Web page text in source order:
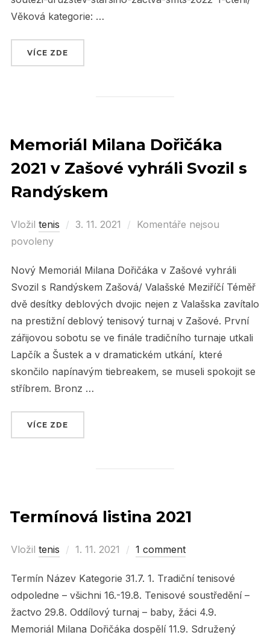
Věková kategorie: …
VÍCE ZDE
Memoriál Milana Dořičáka
2021 v Zašové vyhráli Svozil s
Randýskem
Vložil tenis
Posted
3. 11. 2021
Komentáře nejsou
povoleny
Nový Memoriál Milana Dořičáka v Zašové vyhráli
Svozil s Randýskem Zašová/ Valašské Meziříčí Téměř
dvě desítky deblových dvojic nejen z Valašska zavítalo
na prestižní deblový tenisový turnaj v Zašové. První
zářijovou sobotu se ve finále tradičního turnaje utkali
Lapčík a Šustek a v dramatickém utkání, které
skončilo napínavým tiebreakem, se museli spokojit se
stříbrem. Bronz …
VÍCE ZDE
Termínová listina 2021
Vložil tenis
Posted
1. 11. 2021 1 comment
Termín Název Kategorie 31.7. 1. Tradiční tenisové
odpoledne – všichni 16.-19.8. Tenisové soustředění –
žactvo 29.8. Oddílový turnaj – baby, žáci 4.9.
Memoriál Milana Dořičáka dospělí 11.9. Sdružený